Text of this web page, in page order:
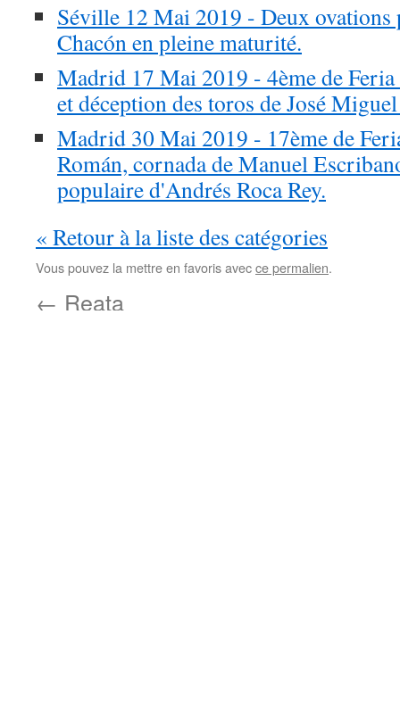
Séville 12 Mai 2019 - Deux ovations
Chacón en pleine maturité.
Madrid 17 Mai 2019 - 4ème de
et déception des toros de José
Madrid 30 Mai 2019 - 17ème de
Román, cornada de Manuel
populaire d'Andrés Roca Rey.
« Retour à la liste des catégories
Vous pouvez la mettre en favoris avecce permalien.
← Reata